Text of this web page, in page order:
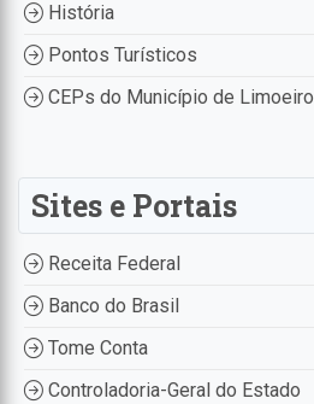
História
Pontos Turísticos
CEPs do Município de Limoeiro
Sites e Portais
Receita Federal
Banco do Brasil
Tome Conta
Controladoria-Geral do Estado